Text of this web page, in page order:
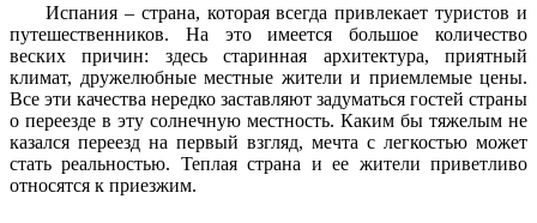
Испания – страна, которая всегда привлекает туристов и
путешественников. На это имеется большое количество
веских причин: здесь старинная архитектура, приятный
климат, дружелюбные местные жители и приемлемые цены.
Все эти качества нередко заставляют задуматься гостей страны
о переезде в эту солнечную местность. Каким бы тяжелым не
казался переезд на первый взгляд, мечта с легкостью может
стать реальностью. Теплая страна и ее жители приветливо
относятся к приезжим.